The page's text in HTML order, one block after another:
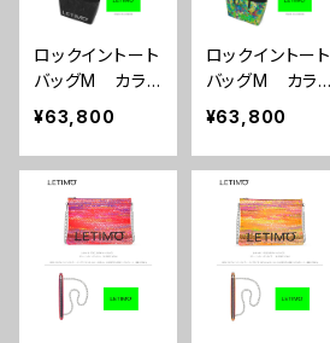
ロックイントート
バッグM カラ
ー/ミストラルブ
ラック ■配送
まで約１か月
¥63,800
ロックイントート
バッグM カラ
ー/リーフスグリ
ーン ■配送ま
で約１か月
¥63,800